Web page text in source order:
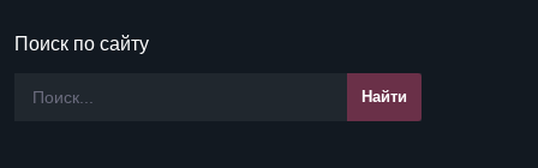
Поиск по сайту